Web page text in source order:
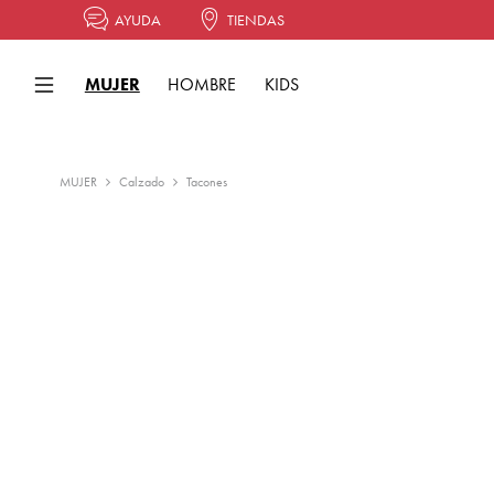
AYUDA TIENDAS
MUJER HOMBRE KIDS
MUJER Calzado Tacones